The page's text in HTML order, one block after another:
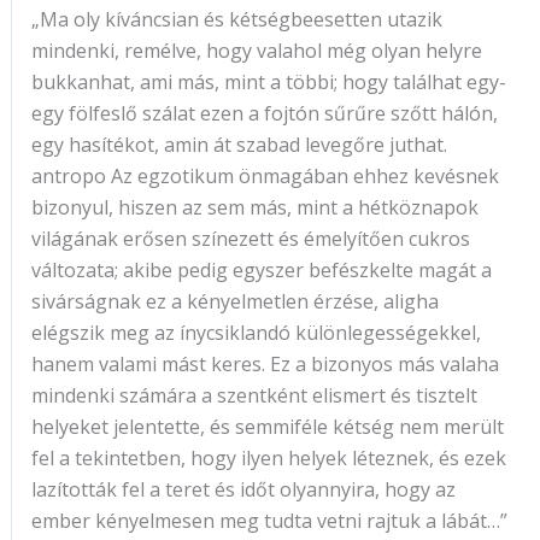
„Ma oly kíváncsian és kétségbeesetten utazik
mindenki, remélve, hogy valahol még olyan helyre
bukkanhat, ami más, mint a többi; hogy találhat egy-
egy fölfeslő szálat ezen a fojtón sűrűre szőtt hálón,
egy hasítékot, amin át szabad levegőre juthat.
antropo Az egzotikum önmagában ehhez kevésnek
bizonyul, hiszen az sem más, mint a hétköznapok
világának erősen színezett és émelyítően cukros
változata; akibe pedig egyszer befészkelte magát a
sivárságnak ez a kényelmetlen érzése, aligha
elégszik meg az ínycsiklandó különlegességekkel,
hanem valami mást keres. Ez a bizonyos más valaha
mindenki számára a szentként elismert és tisztelt
helyeket jelentette, és semmiféle kétség nem merült
fel a tekintetben, hogy ilyen helyek léteznek, és ezek
lazították fel a teret és időt olyannyira, hogy az
ember kényelmesen meg tudta vetni rajtuk a lábát…”